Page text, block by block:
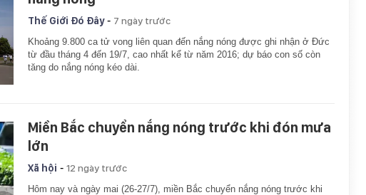
Thế Giới Đó Đây- 7 ngày trước
Khoảng 9.800 ca tử vong liên quan đến nắng nóng được ghi nhận ở Đức
từ đầu tháng 4 đến 19/7, cao nhất kể từ năm 2016; dự báo con số còn
tăng do nắng nóng kéo dài.
Miền Bắc chuyển nắng nóng trước khi đón mưa
lớn
Xã hội - 12 ngày trước
Hôm nay và ngày mai (26-27/7), miền Bắc chuyển nắng nóng trước khi